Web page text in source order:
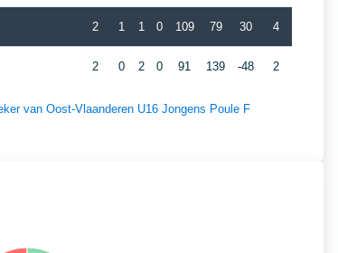
2 1 1 0 109 79 30 4
2 0 2 0 91 139 -48 2
van Oost-Vlaanderen U16 Jongens Poule F